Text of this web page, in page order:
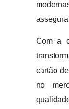
Com a
cartão
no